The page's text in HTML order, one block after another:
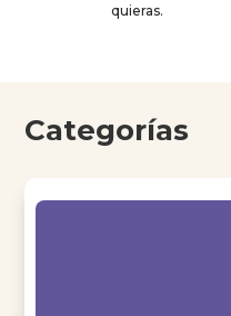
quieras.
Categorías